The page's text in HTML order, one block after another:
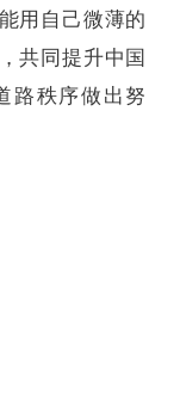
用自己微薄的
共同提升中国
路秩序做出努